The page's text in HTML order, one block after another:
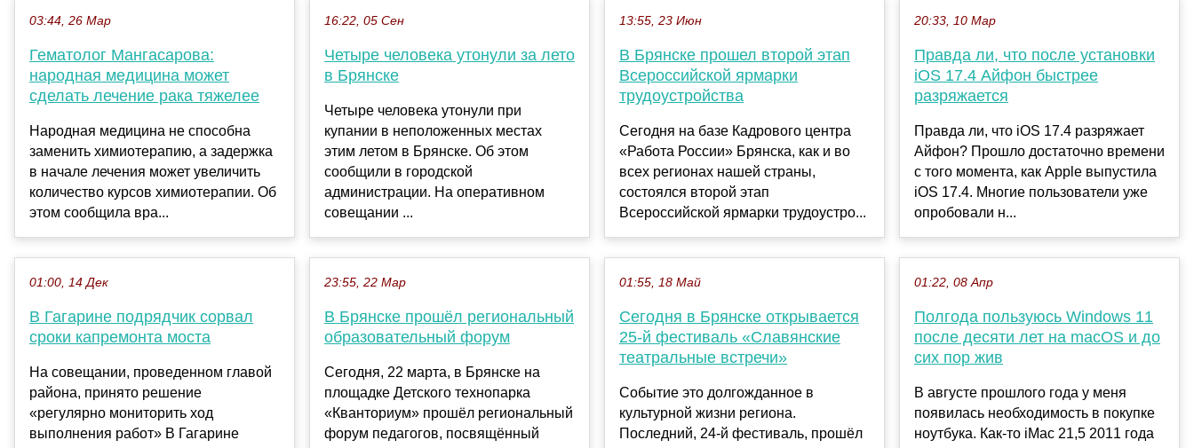
03:44, 26 Мар
Гематолог Мангасарова:
народная медицина может
сделать лечение рака тяжелее
Народная медицина не способна
заменить химиотерапию, а задержка
в начале лечения может увеличить
количество курсов химиотерапии. Об
этом сообщила вра...
01:00, 14 Дек
В Гагарине подрядчик сорвал
сроки капремонта моста
На совещании, проведенном главой
района, принято решение
«регулярно мониторить ход
выполнения работ» В Гагарине
16:22, 05 Сен
Четыре человека утонули за лето
в Брянске
Четыре человека утонули при
купании в неположенных местах
этим летом в Брянске. Об этом
сообщили в городской
администрации. На оперативном
совещании ...
23:55, 22 Мар
В Брянске прошёл региональный
образовательный форум
Сегодня, 22 марта, в Брянске на
площадке Детского технопарка
«Кванториум» прошёл региональный
форум педагогов, посвящённый
13:55, 23 Июн
В Брянске прошел второй этап
Всероссийской ярмарки
трудоустройства
Сегодня на базе Кадрового центра
«Работа России» Брянска, как и во
всех регионах нашей страны,
состоялся второй этап
Всероссийской ярмарки трудоустро...
01:55, 18 Май
Сегодня в Брянске открывается
25-й фестиваль «Славянские
театральные встречи»
Событие это долгожданное в
культурной жизни региона.
Последний, 24-й фестиваль, прошёл
20:33, 10 Мар
Правда ли, что после установки
iOS 17.4 Айфон быстрее
разряжается
Правда ли, что iOS 17.4 разряжает
Айфон? Прошло достаточно времени
с того момента, как Apple выпустила
iOS 17.4. Многие пользователи уже
опробовали н...
01:22, 08 Апр
Полгода пользуюсь Windows 11
после десяти лет на macOS и до
сих пор жив
В августе прошлого года у меня
появилась необходимость в покупке
ноутбука. Как-то iMac 21,5 2011 года